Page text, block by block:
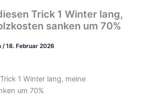
Trick 1 Winter lang,
sanken um 70%
/18. Februar 2026
1 Winter lang, meine
um 70%